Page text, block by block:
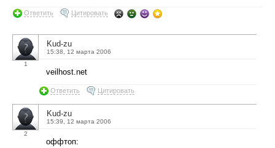
Ответить Цитировать
1
Kud-zu
15:38, 12 марта 2006
veilhost.net
Ответить Цитировать
2
Kud-zu
15:39, 12 марта 2006
оффтоп: